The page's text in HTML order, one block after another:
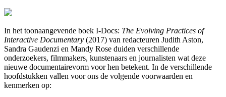
In het toonaangevende boek I-Docs: The Evolving Practices of
Interactive Documentary (2017) van redacteuren Judith Aston,
Sandra Gaudenzi en Mandy Rose duiden verschillende
onderzoekers, filmmakers, kunstenaars en journalisten wat deze
nieuwe documentairevorm voor hen betekent. In de verschillende
hoofdstukken vallen voor ons de volgende voorwaarden en
kenmerken op: